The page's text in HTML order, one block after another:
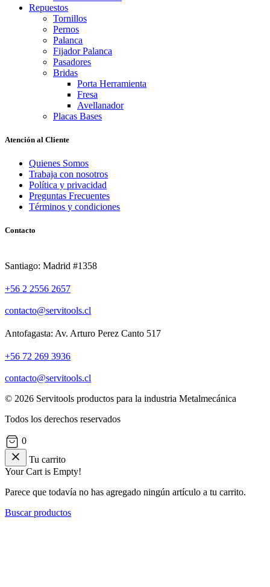
Repuestos
Tornillos
Pernos
Palanca
Fijador Palanca
Pasadores
Bridas
Porta Herramienta
Fresa
Avellanador
Placas Bases
Atención al Cliente
Quienes Somos
Trabaja con nosotros
Política y privacidad
Preguntas Frecuentes
Términos y condiciones
Contacto
Santiago: Madrid #1358
+56 2 2556 2657
contacto@servitools.cl
Antofagasta: Av. Arturo Perez Canto 517
+56 72 269 3936
contacto@servitools.cl
© 2026 Servitools productos para la industria Metalmecánica
Todos los derechos reservados
0
Tu carrito
Your Cart is Empty!
Parece que todavía no has agregado ningún artículo a tu carrito.
Buscar productos